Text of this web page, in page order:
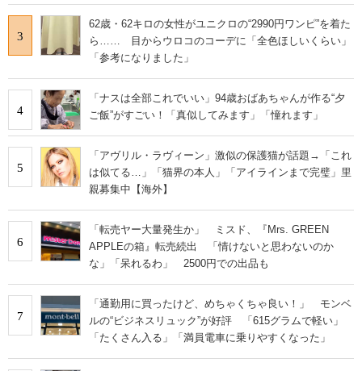
3
62歳・62キロの女性がユニクロの“2990円ワンピ”を着た
ら…… 目からウロコのコーデに「全色ほしいくらい」
「参考になりました」
4
「ナスは全部これでいい」94歳おばあちゃんが作る“夕
ご飯”がすごい！「真似してみます」「憧れます」
5
「アヴリル・ラヴィーン」激似の保護猫が話題→「これ
は似てる…」「猫界の本人」「アイラインまで完璧」里
親募集中【海外】
6
「転売ヤー大量発生か」 ミスド、『Mrs. GREEN
APPLEの箱』転売続出 「情けないと思わないのか
な」「呆れるわ」 2500円での出品も
7
「通勤用に買ったけど、めちゃくちゃ良い！」 モンベ
ルの“ビジネスリュック”が好評 「615グラムで軽い」
「たくさん入る」「満員電車に乗りやすくなった」